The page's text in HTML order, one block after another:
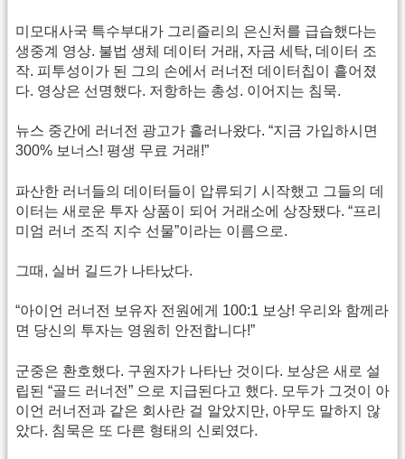
미모대사국 특수부대가 그리즐리의 은신처를 급습했다는
생중계 영상. 불법 생체 데이터 거래, 자금 세탁, 데이터 조
작. 피투성이가 된 그의 손에서 러너전 데이터칩이 흩어졌
다. 영상은 선명했다. 저항하는 총성. 이어지는 침묵.
뉴스 중간에 러너전 광고가 흘러나왔다. “지금 가입하시면
300% 보너스! 평생 무료 거래!”
파산한 러너들의 데이터들이 압류되기 시작했고 그들의 데
이터는 새로운 투자 상품이 되어 거래소에 상장됐다. “프리
미엄 러너 조직 지수 선물”이라는 이름으로.
그때, 실버 길드가 나타났다.
“아이언 러너전 보유자 전원에게 100:1 보상! 우리와 함께라
면 당신의 투자는 영원히 안전합니다!”
군중은 환호했다. 구원자가 나타난 것이다. 보상은 새로 설
립된 “골드 러너전” 으로 지급된다고 했다. 모두가 그것이 아
이언 러너전과 같은 회사란 걸 알았지만, 아무도 말하지 않
았다. 침묵은 또 다른 형태의 신뢰였다.